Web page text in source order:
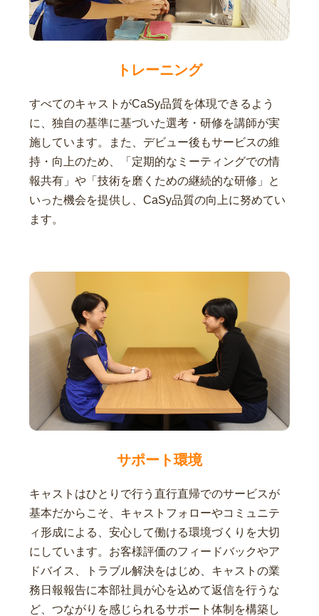
トレーニング
すべてのキャストがCaSy品質を体現できるよう
に、独自の基準に基づいた選考・研修を講師が実
施しています。また、デビュー後もサービスの維
持・向上のため、「定期的なミーティングでの情
報共有」や「技術を磨くための継続的な研修」と
いった機会を提供し、CaSy品質の向上に努めてい
ます。
サポート環境
キャストはひとりで行う直行直帰でのサービスが
基本だからこそ、キャストフォローやコミュニテ
ィ形成による、安心して働ける環境づくりを大切
にしています。お客様評価のフィードバックやア
ドバイス、トラブル解決をはじめ、キャストの業
務日報報告に本部社員が心を込めて返信を行うな
ど、つながりを感じられるサポート体制を構築し